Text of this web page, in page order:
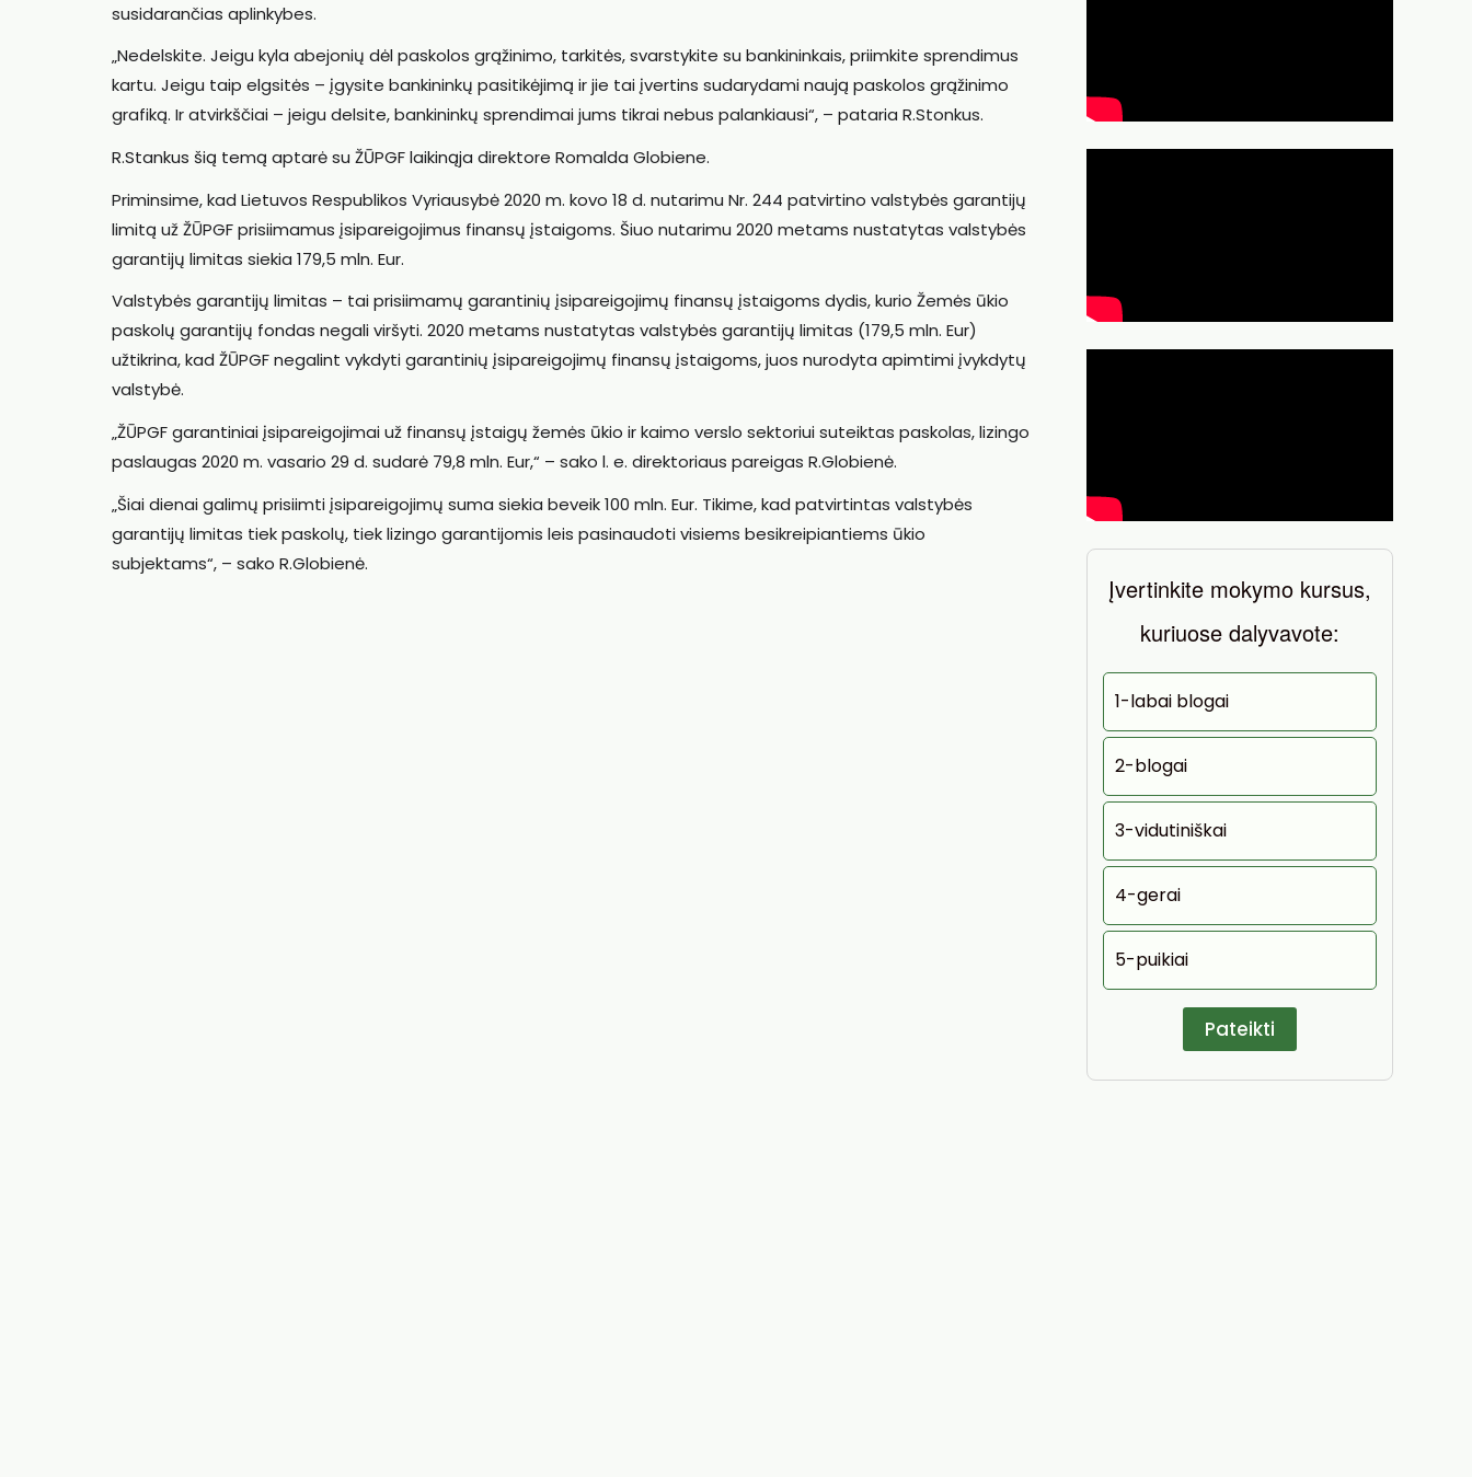
susidarančias aplinkybes.
„Nedelskite. Jeigu kyla abejonių dėl paskolos grąžinimo, tarkitės, svarstykite su bankininkais, priimkite sprendimus
kartu. Jeigu taip elgsitės – įgysite bankininkų pasitikėjimą ir jie tai įvertins sudarydami naują paskolos grąžinimo
grafiką. Ir atvirkščiai – jeigu delsite, bankininkų sprendimai jums tikrai nebus palankiausi“, – pataria R.Stonkus.
R.Stankus šią temą aptarė su ŽŪPGF laikinąja direktore Romalda Globiene.
Priminsime, kad Lietuvos Respublikos Vyriausybė 2020 m. kovo 18 d. nutarimu Nr. 244 patvirtino valstybės garantijų
limitą už ŽŪPGF prisiimamus įsipareigojimus finansų įstaigoms. Šiuo nutarimu 2020 metams nustatytas valstybės
garantijų limitas siekia 179,5 mln. Eur.
Valstybės garantijų limitas – tai prisiimamų garantinių įsipareigojimų finansų įstaigoms dydis, kurio Žemės ūkio
paskolų garantijų fondas negali viršyti. 2020 metams nustatytas valstybės garantijų limitas (179,5 mln. Eur)
užtikrina, kad ŽŪPGF negalint vykdyti garantinių įsipareigojimų finansų įstaigoms, juos nurodyta apimtimi įvykdytų
valstybė.
„ŽŪPGF garantiniai įsipareigojimai už finansų įstaigų žemės ūkio ir kaimo verslo sektoriui suteiktas paskolas, lizingo
paslaugas 2020 m. vasario 29 d. sudarė 79,8 mln. Eur,“ – sako l. e. direktoriaus pareigas R.Globienė.
„Šiai dienai galimų prisiimti įsipareigojimų suma siekia beveik 100 mln. Eur. Tikime, kad patvirtintas valstybės
garantijų limitas tiek paskolų, tiek lizingo garantijomis leis pasinaudoti visiems besikreipiantiems ūkio
subjektams“, – sako R.Globienė.
Įvertinkite mokymo kursus,
kuriuose dalyvavote:
1-labai blogai
2-blogai
3-vidutiniškai
4-gerai
5-puikiai